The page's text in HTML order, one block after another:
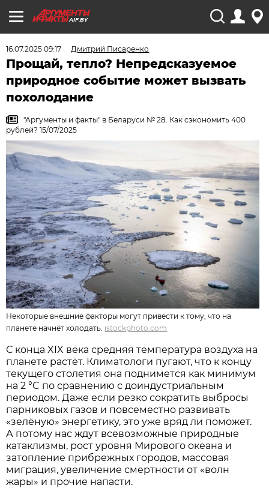
AIF.BY
16.07.2025 09:17 Дмитрий Писаренко
Прощай, тепло? Непредсказуемое
природное событие может вызвать
похолодание
"Аргументы и факты" в Беларуси № 28. Как сэкономить 400
рублей? 15/07/2025
Некоторые внешние факторы могут привести к тому, что на
планете начнёт холодать. istockphoto.com
С конца XIX века средняя температура воздуха на
планете растёт. Климатологи пугают, что к концу
текущего столетия она поднимется как минимум
на 2 °C по сравнению с доиндустриальным
периодом. Даже если резко сократить выбросы
парниковых газов и повсеместно развивать
«зелёную» энергетику, это уже вряд ли поможет.
А потому нас ждут всевозможные природные
катаклизмы, рост уровня Мирового океана и
затопление прибрежных городов, массовая
миграция, увеличение смертности от «волн
жары» и прочие напасти.